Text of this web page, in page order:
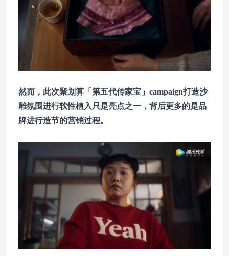
然而，此次聚划算「第五代传家宝」campaign打造沙
雕氛围进行软性植入只是亮点之一，背后更多的是品
牌进行造节的营销过程。